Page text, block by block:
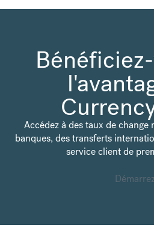
Accédez à des taux de change
banques, des transferts
service client de
Démarrez